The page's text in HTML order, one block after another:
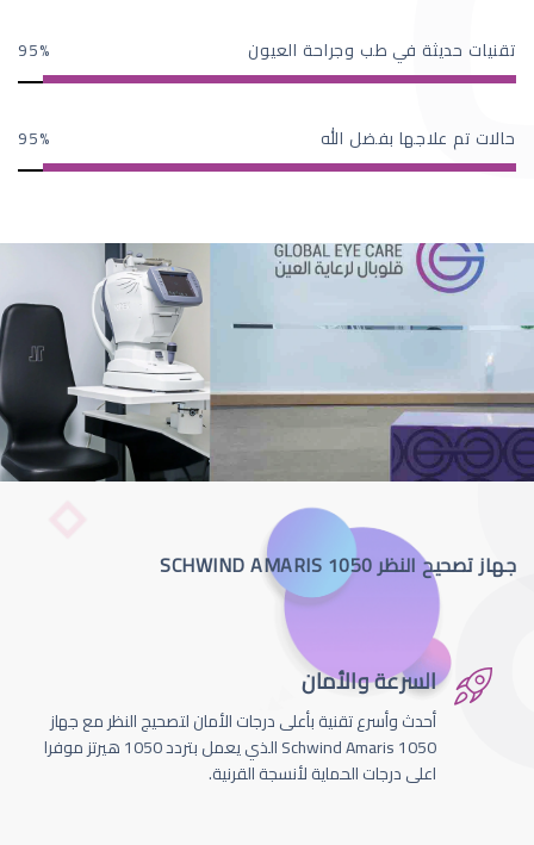
تقنيات حديثة في طب وجراحة العيون 95
حالات تم علاجها بفضل الله 95
جهاز تصحيح النظر SCHWIND AMARIS 1050
السرعة والأمان
أحدث وأسرع تقنية بأعلى درجات الأمان لتصحيج النظر مع جهاز
Schwind Amaris 1050 الذي يعمل بتردد 1050 هيرتز موفرا
اعلى درجات الحماية لأنسجة القرنية.